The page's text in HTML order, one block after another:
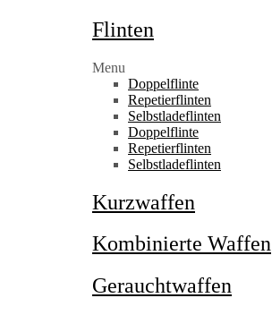
Flinten
Menu
Doppelflinte
Repetierflinten
Selbstladeflinten
Doppelflinte
Repetierflinten
Selbstladeflinten
Kurzwaffen
Kombinierte Waffen
Gerauchtwaffen